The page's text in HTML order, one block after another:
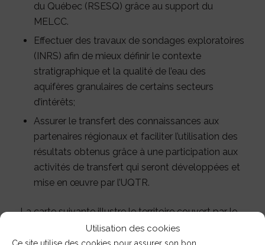
Utilisation des cookies
du Québec (RSESQ) grâce au support du
MELCC.
Effectuer des travaux de sondages exploratoires
(INRS) afin de mieux définir le contexte
stratigraphique et la qualité de l’eau des
aquifères granulaires de certains secteurs
d’intérêts;
Assurer le transfert des connaissances aux
partenaires régionaux et faciliter l’utilisation des
résultats obtenus grâce à une participation aux
activités de transfert qui seront développées et
mise en œuvre par l’UQTR.
La carte suivante illustre le territoire couvert par le